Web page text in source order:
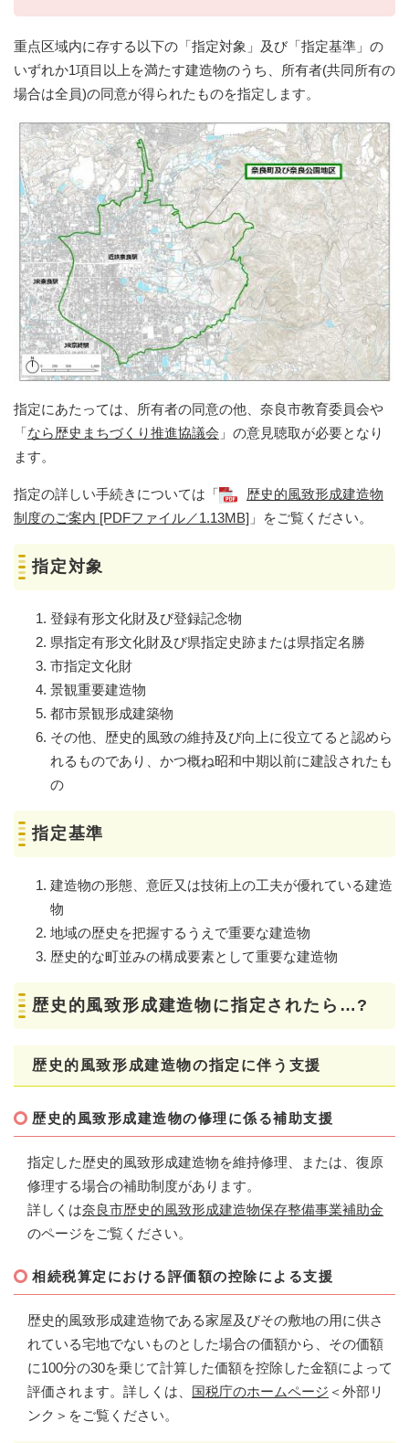
重点区域内に存する以下の「指定対象」及び「指定基準」の
いずれか1項目以上を満たす建造物のうち、所有者(共同所有の
場合は全員)の同意が得られたものを指定します。
指定にあたっては、所有者の同意の他、奈良市教育委員会や
「なら歴史まちづくり推進協議会 」の意見聴取が必要となり
ます。
指定の詳しい手続きについては「
歴史的風致形成建造物
制度のご案内 [PDFファイル／1.13MB] 」をご覧ください。
指定対象
登録有形文化財及び登録記念物
県指定有形文化財及び県指定史跡または県指定名勝
市指定文化財
景観重要建造物
都市景観形成建築物
その他、歴史的風致の維持及び向上に役立てると認めら
れるものであり、かつ概ね昭和中期以前に建設されたも
の
指定基準
建造物の形態、意匠又は技術上の工夫が優れている建造
物
地域の歴史を把握するうえで重要な建造物
歴史的な町並みの構成要素として重要な建造物
歴史的風致形成建造物に指定されたら…?
歴史的風致形成建造物の指定に伴う支援
歴史的風致形成建造物の修理に係る補助支援
指定した歴史的風致形成建造物を維持修理、または、復原
修理する場合の補助制度があります。
詳しくは奈良市歴史的風致形成建造物保存整備事業補助金
のページをご覧ください。
相続税算定における評価額の控除による支援
歴史的風致形成建造物である家屋及びその敷地の用に供さ
れている宅地でないものとした場合の価額から、その価額
に100分の30を乗じて計算した価額を控除した金額によって
評価されます。詳しくは、 国税庁のホームページ ＜外部リ
ンク＞ をご覧ください。